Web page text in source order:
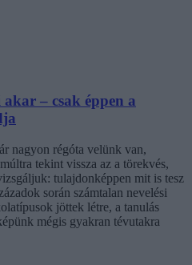
– csak éppen a
nagyon régóta velünk van,
tekint vissza az a törekvés,
tulajdonképpen mit is tesz
során számtalan nevelési
jöttek létre, a tanulás
mégis gyakran tévutakra